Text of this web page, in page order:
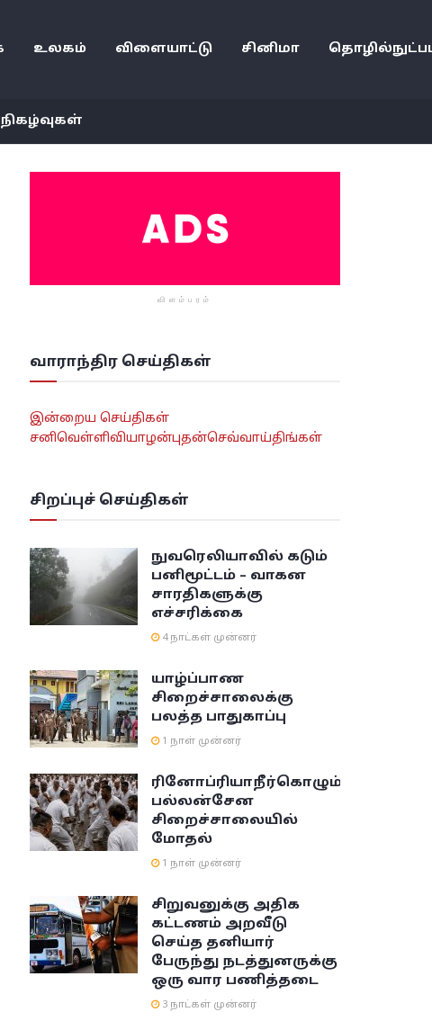
உலகம் விளையாட்டு சினிமா
விளம்பரம்
வாராந்திர செய்திகள்
இன்றைய செய்திகள்
சனிவெள்ளிவியாழன்புதன்செவ்வாய்திங்கள்
சிறப்புச் செய்திகள்
நுவரெலியாவில் கடும்
பனிமூட்டம் – வாகன
சாரதிகளுக்கு
எச்சரிக்கை
4 நாட்கள் முன்னர்
யாழ்ப்பாண
சிறைச்சாலைக்கு
பலத்த பாதுகாப்பு
1 நாள் முன்னர்
ரினோப்ரியாநீர்கொழும்பு
பல்லன்சேன
சிறைச்சாலையில்
மோதல்
1 நாள் முன்னர்
சிறுவனுக்கு அதிக
கட்டணம் அறவீடு
செய்த தனியார்
பேருந்து நடத்துனருக்கு
ஒரு வார பணித்தடை
3 நாட்கள் முன்னர்